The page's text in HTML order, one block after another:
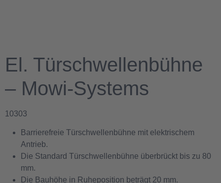
El. Türschwellenbühne
– Mowi-Systems
10303
Barrierefreie Türschwellenbühne mit elektrischem
Antrieb.
Die Standard Türschwellenbühne überbrückt bis zu 80
mm.
Die Bauhöhe in Ruheposition beträgt 20 mm.